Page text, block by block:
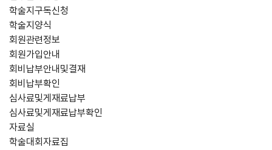
학술지구독신청
학술지양식
회원관련정보
회원가입안내
회비납부안내및결재
회비납부확인
심사료및게재료납부
심사료및게재료납부확인
자료실
학술대회자료집